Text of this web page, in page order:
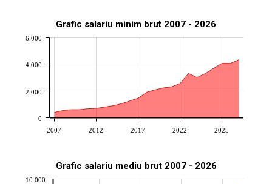
Grafic salariu minim brut 2007 - 2026
2007 2012 2017 2022 2025
0
2.000
4.000
6.000
Grafic salariu mediu brut 2007 - 2026
10.000